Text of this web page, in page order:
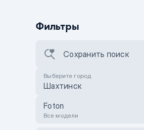
Фильтры
Сохранить поиск
Выберите город
Шахтинск
Foton
Все модели